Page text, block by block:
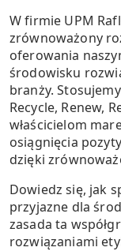
W firmie UPM
zrównoważony
oferowania
środowisku
branży.
Recycle, Renew,
właścicielom
osiągnięcia
dzięki
Dowiedz się, jak
przyjazne dla
zasada ta
rozwiązaniami